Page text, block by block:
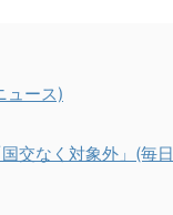
ュース)
交なく対象外」(毎日